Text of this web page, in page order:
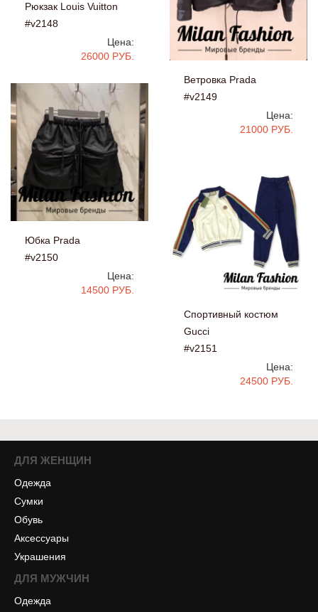
Рюкзак Louis Vuitton
#v2148
Цена:
26000 РУБ.
Ветровка Prada
#v2149
Цена:
21000 РУБ.
Юбка Prada
#v2150
Цена:
14500 РУБ.
Спортивный костюм
Gucci
#v2151
Цена:
24500 РУБ.
ДЛЯ ЖЕНЩИН
Одежда
Сумки
Обувь
Аксессуары
Украшения
ДЛЯ МУЖЧИН
Одежда